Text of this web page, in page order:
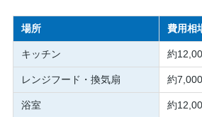
場所 費用相
キッチン 約
レンジフード・換気扇 約
浴室 約